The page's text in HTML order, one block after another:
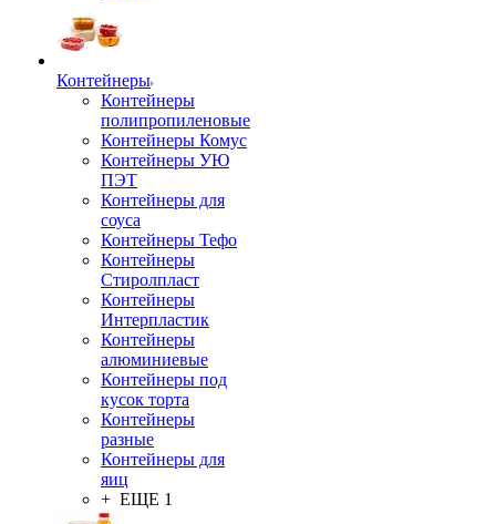
Контейнеры
Контейнеры
полипропиленовые
Контейнеры Комус
Контейнеры УЮ
ПЭТ
Контейнеры для
соуса
Контейнеры Тефо
Контейнеры
Стиролпласт
Контейнеры
Интерпластик
Контейнеры
алюминиевые
Контейнеры под
кусок торта
Контейнеры
разные
Контейнеры для
яиц
+ ЕЩЕ 1